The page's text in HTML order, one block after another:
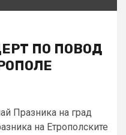
ПО ПОВОД
Празника на град
на Етрополските